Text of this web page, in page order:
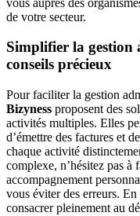
de votre secteur.
Simplifier la gestion
conseils précieux
Pour faciliter la gestion
Bizyness proposent des
activités multiples. Elles
d’émettre des factures et
chaque activité
complexe, n’hésitez pas à
accompagnement
vous éviter des erreurs.
consacrer pleinement au